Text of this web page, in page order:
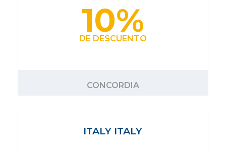
10%
DE DESCUENTO
CONCORDIA
ITALY ITALY